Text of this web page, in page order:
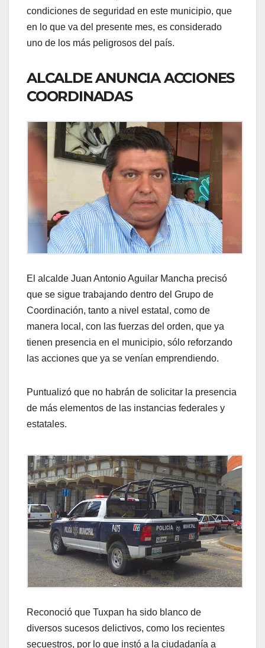
condiciones de seguridad en este municipio, que
en lo que va del presente mes, es considerado
uno de los más peligrosos del país.
ALCALDE ANUNCIA ACCIONES
COORDINADAS
El alcalde Juan Antonio Aguilar Mancha precisó
que se sigue trabajando dentro del Grupo de
Coordinación, tanto a nivel estatal, como de
manera local, con las fuerzas del orden, que ya
tienen presencia en el municipio, sólo reforzando
las acciones que ya se venían emprendiendo.
Puntualizó que no habrán de solicitar la presencia
de más elementos de las instancias federales y
estatales.
Reconoció que Tuxpan ha sido blanco de
diversos sucesos delictivos, como los recientes
secuestros, por lo que instó a la ciudadanía a